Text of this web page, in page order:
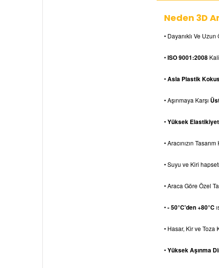
Neden 3D
• Dayanıklı Ve
•ISO 9001:2008
•Asla Plastik
• Aşınmaya Karşı
•Yüksek
• Aracınızın
• Suyu ve Kiri
• Araca Göre Özel
•- 50°C'den +80°C
• Hasar, Kir ve Toza
•Yüksek Aşınma